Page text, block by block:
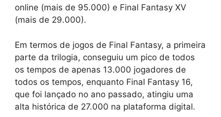
online (mais de 95.000) e Final Fantasy XV
(mais de 29.000).
Em termos de jogos de Final Fantasy, a primeira
parte da trilogia, conseguiu um pico de todos
os tempos de apenas 13.000 jogadores de
todos os tempos, enquanto Final Fantasy 16,
que foi lançado no ano passado, atingiu uma
alta histórica de 27.000 na plataforma digital.